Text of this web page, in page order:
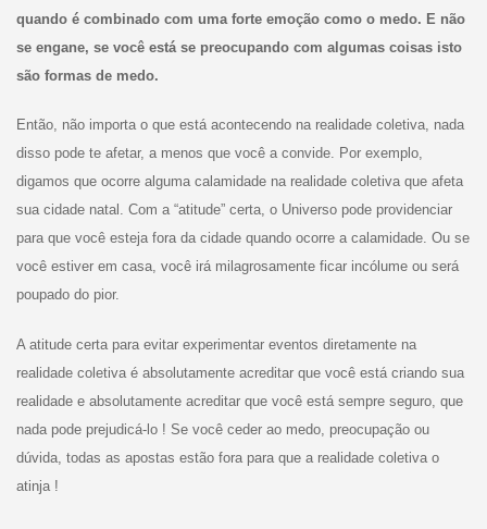
quando é combinado com uma forte emoção como o medo. E não
se engane, se você está se preocupando com algumas coisas isto
são formas de medo.
Então, não importa o que está acontecendo na realidade coletiva, nada
disso pode te afetar, a menos que você a convide. Por exemplo,
digamos que ocorre alguma calamidade na realidade coletiva que afeta
sua cidade natal. Com a “atitude” certa, o Universo pode providenciar
para que você esteja fora da cidade quando ocorre a calamidade. Ou se
você estiver em casa, você irá milagrosamente ficar incólume ou será
poupado do pior.
A atitude certa para evitar experimentar eventos diretamente na
realidade coletiva é absolutamente acreditar que você está criando sua
realidade e absolutamente acreditar que você está sempre seguro, que
nada pode prejudicá-lo ! Se você ceder ao medo, preocupação ou
dúvida, todas as apostas estão fora para que a realidade coletiva o
atinja !